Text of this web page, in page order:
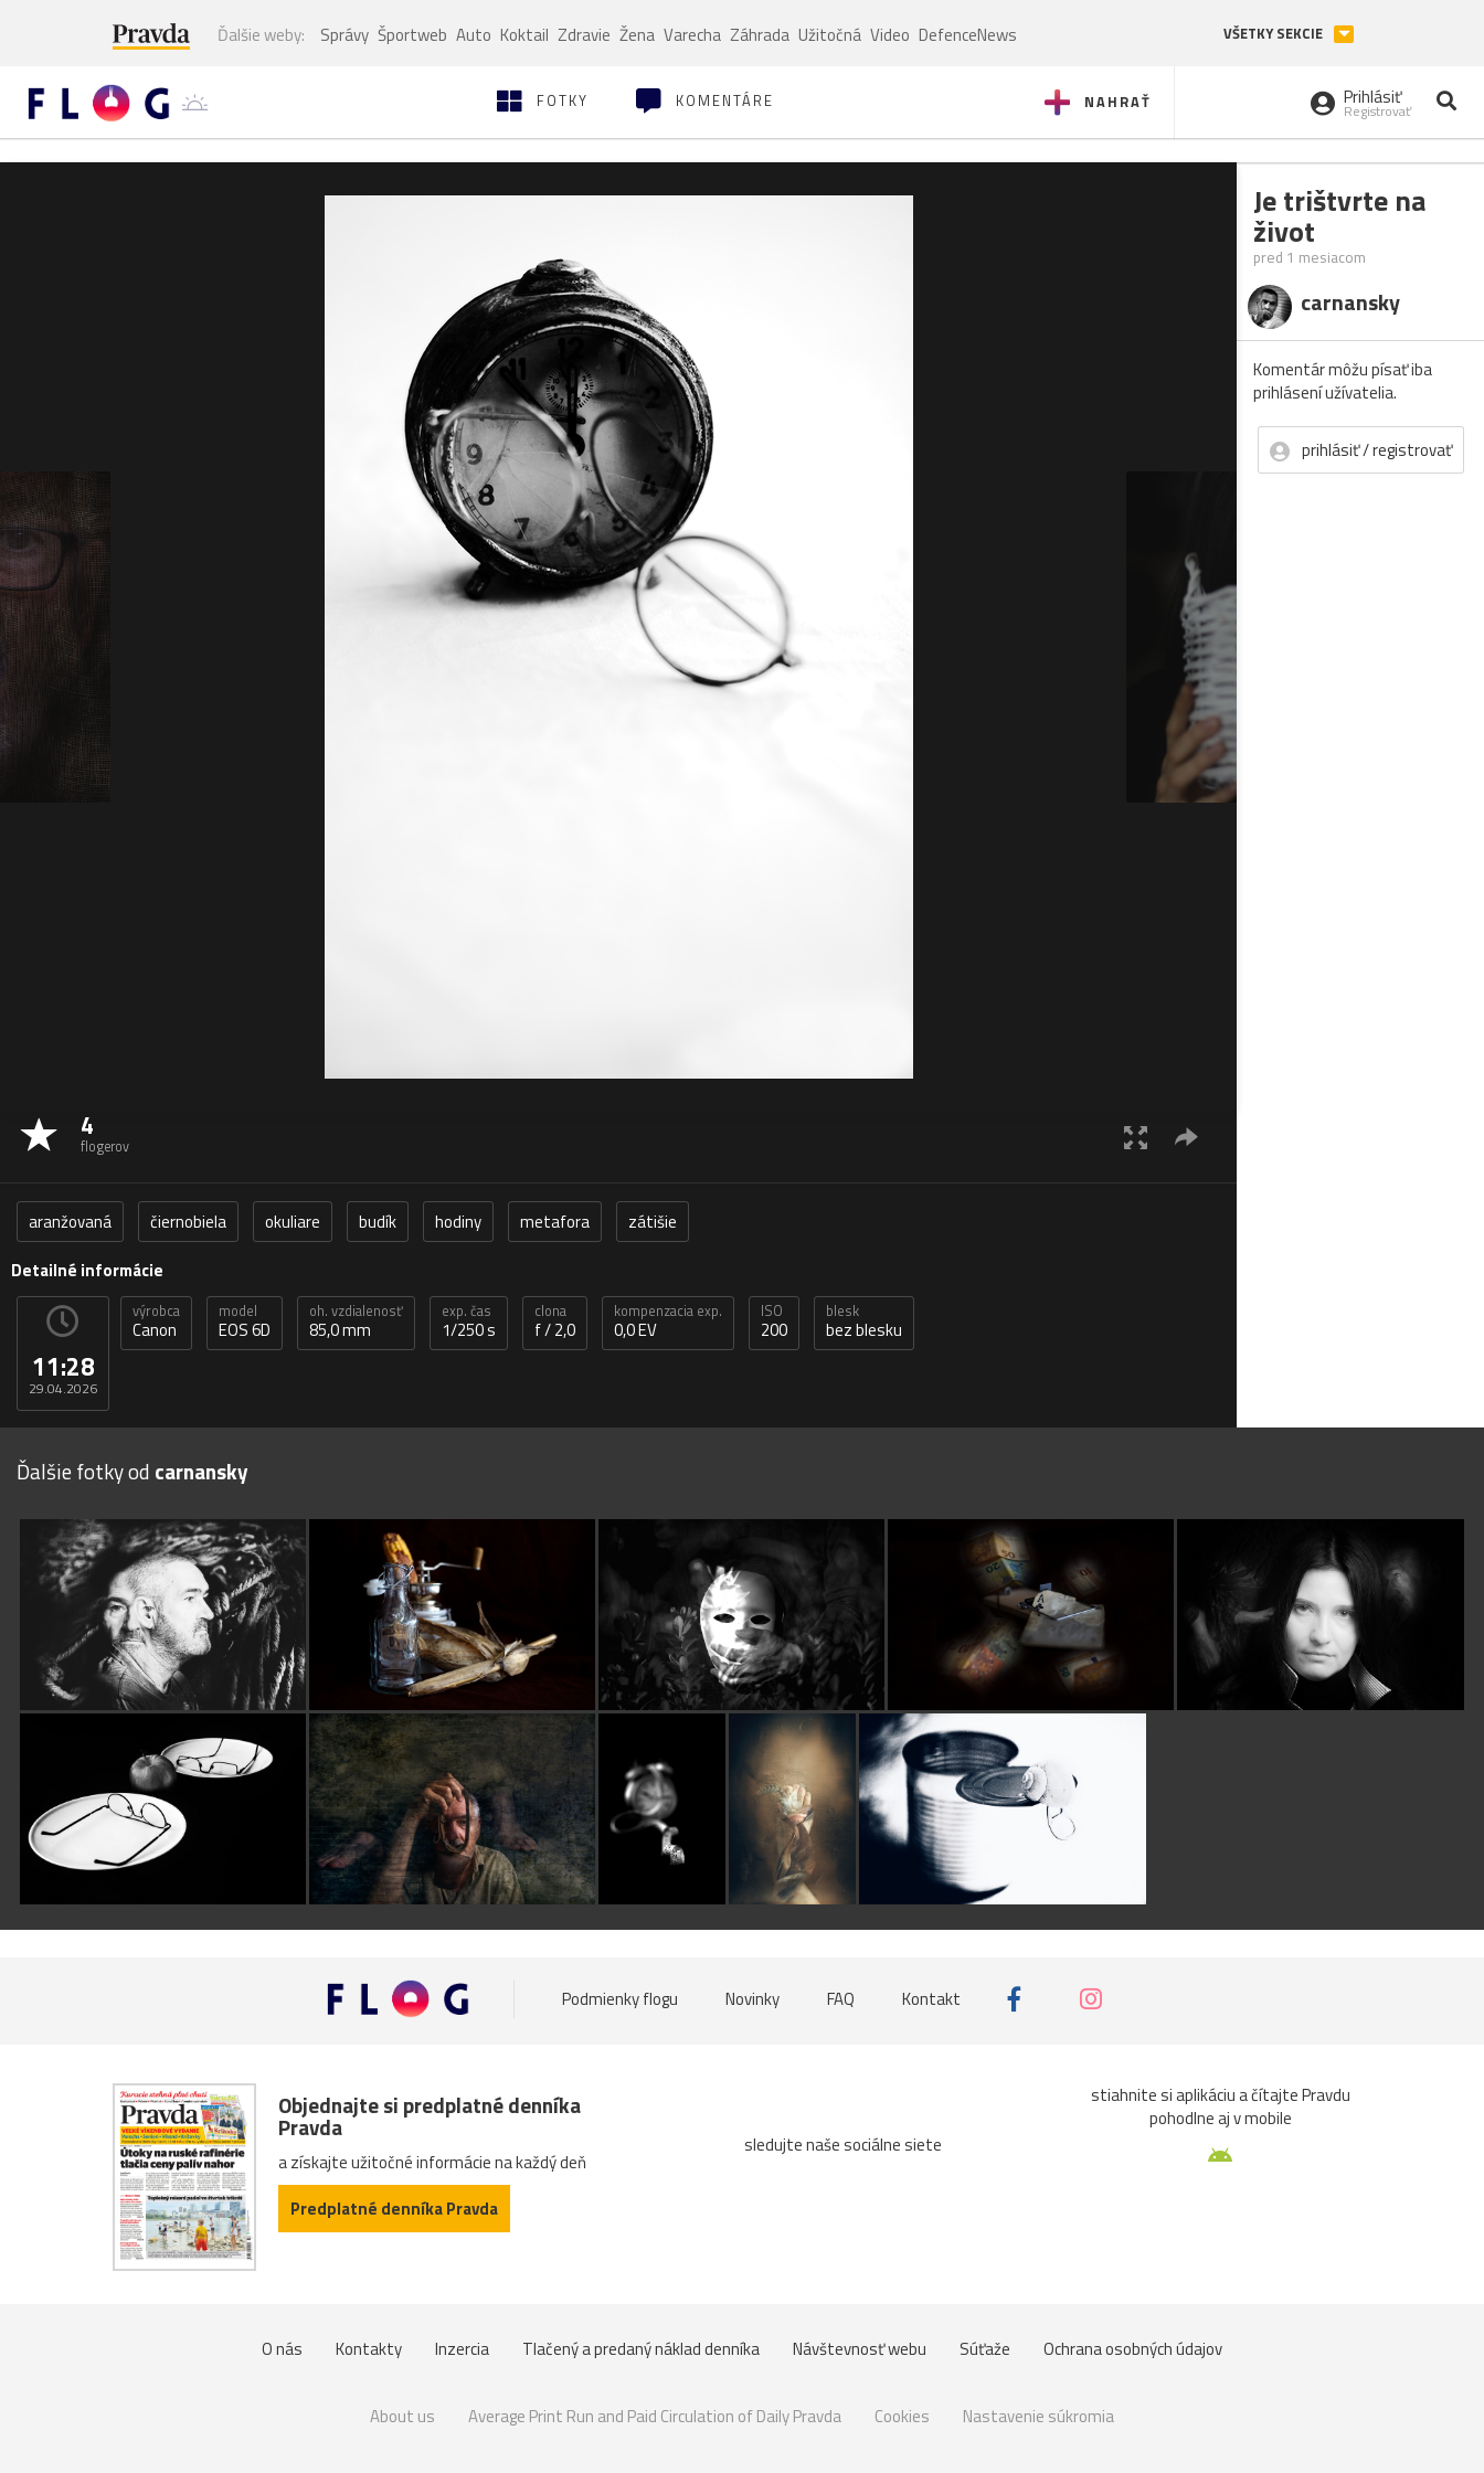
Ďalšie weby: Správy Športweb Auto Koktail Zdravie Žena Varecha Záhrada Užitočná Video DefenceNews VŠETKY SEKCIE
NAHRAŤ
FOTKY KOMENTÁRE Prihlásiť
Registrovať
4
flogerov
aranžovaná čiernobiela okuliare budík hodiny metafora
zátišie
Detailné informácie
11:28
29.04.2026
výrobca
Canon
model
EOS 6D
oh. vzdialenosť
85,0 mm
exp. čas
1/250 s
clona
f / 2,0
kompenzacia exp.
0,0 EV
ISO
200
blesk
bez blesku
Je trištvrte na
život
pred 1 mesiacom
carnansky
Komentár môžu písať iba
prihlásení užívatelia.
prihlásiť / registrovať
Ďalšie fotky od carnansky
Podmienky flogu Novinky FAQ Kontakt
Objednajte si predplatné denníka
Pravda
a získajte užitočné informácie na každý deň
Predplatné denníka Pravda
sledujte naše sociálne siete
stiahnite si aplikáciu a čítajte Pravdu
pohodlne aj v mobile
O nás Kontakty Inzercia Tlačený a predaný náklad denníka Návštevnosť webu Súťaže Ochrana osobných údajov
About us Average Print Run and Paid Circulation of Daily Pravda Cookies Nastavenie súkromia